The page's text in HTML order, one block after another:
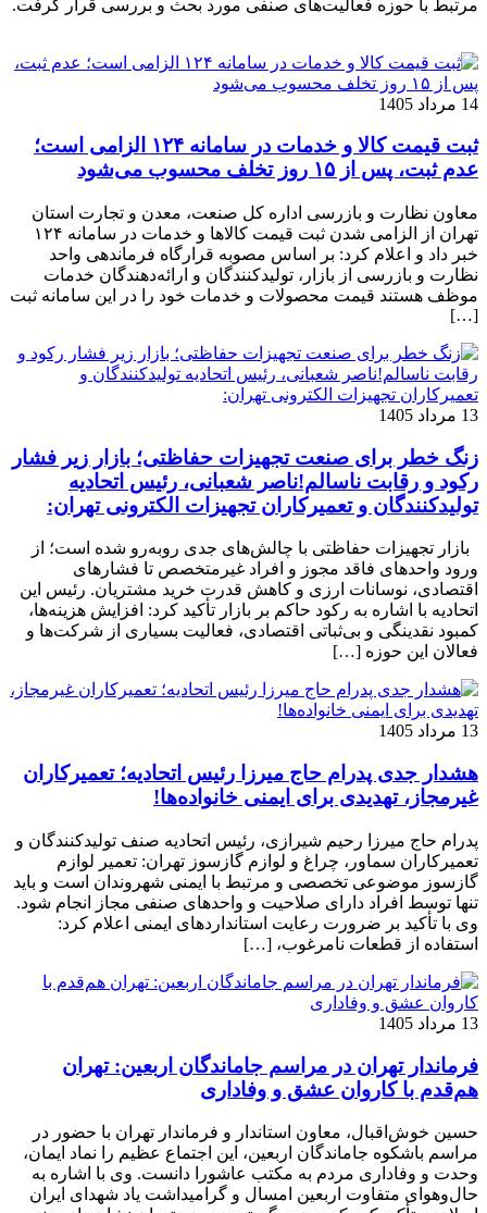
مرتبط با حوزه فعالیت‌های صنفی مورد بحث و بررسی قرار گرفت.
14 مرداد 1405
ثبت قیمت کالا و خدمات در سامانه ۱۲۴ الزامی است؛
عدم ثبت، پس از ۱۵ روز تخلف محسوب می‌شود
معاون نظارت و بازرسی اداره کل صنعت، معدن و تجارت استان
تهران از الزامی شدن ثبت قیمت کالاها و خدمات در سامانه ۱۲۴
خبر داد و اعلام کرد: بر اساس مصوبه قرارگاه فرماندهی واحد
نظارت و بازرسی از بازار، تولیدکنندگان و ارائه‌دهندگان خدمات
موظف هستند قیمت محصولات و خدمات خود را در این سامانه ثبت
[…]
13 مرداد 1405
زنگ خطر برای صنعت تجهیزات حفاظتی؛ بازار زیر فشار
رکود و رقابت ناسالم!ناصر شعبانی، رئیس اتحادیه
تولیدکنندگان و تعمیرکاران تجهیزات الکترونی تهران:
بازار تجهیزات حفاظتی با چالش‌های جدی روبه‌رو شده است؛ از
ورود واحدهای فاقد مجوز و افراد غیرمتخصص تا فشارهای
اقتصادی، نوسانات ارزی و کاهش قدرت خرید مشتریان. رئیس این
اتحادیه با اشاره به رکود حاکم بر بازار تأکید کرد: افزایش هزینه‌ها،
کمبود نقدینگی و بی‌ثباتی اقتصادی، فعالیت بسیاری از شرکت‌ها و
فعالان این حوزه […]
13 مرداد 1405
هشدار جدی پدرام حاج میرزا رئیس اتحادیه؛ تعمیرکاران
غیرمجاز، تهدیدی برای ایمنی خانواده‌ها!
پدرام حاج میرزا رحیم شیرازی، رئیس اتحادیه صنف تولیدکنندگان و
تعمیرکاران سماور، چراغ و لوازم گازسوز تهران: تعمیر لوازم
گازسوز موضوعی تخصصی و مرتبط با ایمنی شهروندان است و باید
تنها توسط افراد دارای صلاحیت و واحدهای صنفی مجاز انجام شود.
وی با تأکید بر ضرورت رعایت استانداردهای ایمنی اعلام کرد:
استفاده از قطعات نامرغوب، […]
13 مرداد 1405
فرماندار تهران در مراسم جاماندگان اربعین: تهران
هم‌قدم با کاروان عشق و وفاداری
حسین خوش‌اقبال، معاون استاندار و فرماندار تهران با حضور در
مراسم باشکوه جاماندگان اربعین، این اجتماع عظیم را نماد ایمان،
وحدت و وفاداری مردم به مکتب عاشورا دانست. وی با اشاره به
حال‌وهوای متفاوت اربعین امسال و گرامیداشت یاد شهدای ایران